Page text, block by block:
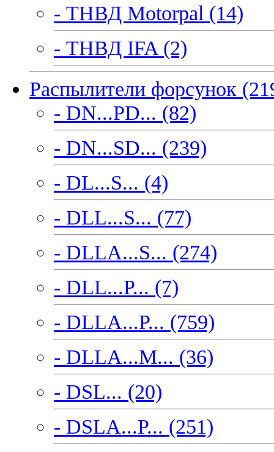
- ТНВД Motorpal (14)
- ТНВД IFA (2)
Распылители форсунок
- DN...PD... (82)
- DN...SD... (239)
- DL...S... (4)
- DLL...S... (77)
- DLLA...S... (274)
- DLL...P... (7)
- DLLA...P... (759)
- DLLA...M... (36)
- DSL... (20)
- DSLA...P... (251)